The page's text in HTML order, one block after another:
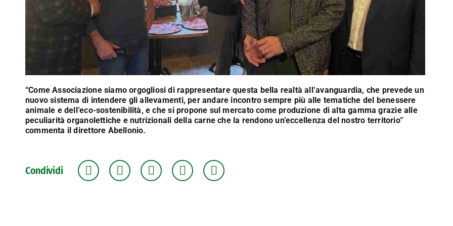
“Come Associazione siamo orgogliosi di rappresentare questa bella realtà all’avanguardia, che prevede un
nuovo sistema di intendere gli allevamenti, per andare incontro sempre più alle tematiche del benessere
animale e dell’eco-sostenibilità, e che si propone sul mercato come produzione di alta gamma grazie alle
peculiarità organolettiche e nutrizionali della carne che la rendono un’eccellenza del nostro territorio”
commenta il direttore Abellonio.
Condividi